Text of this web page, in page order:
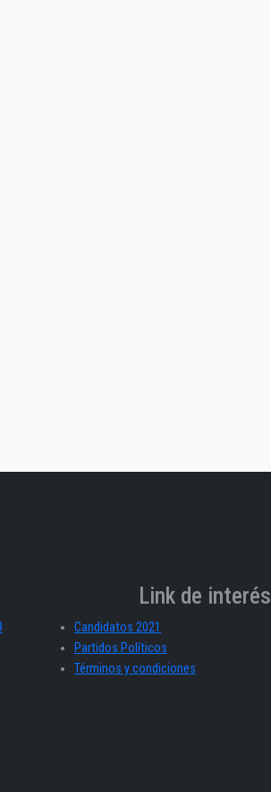
Link de interés
Candidatos 2021
Partidos Políticos
Términos y condiciones